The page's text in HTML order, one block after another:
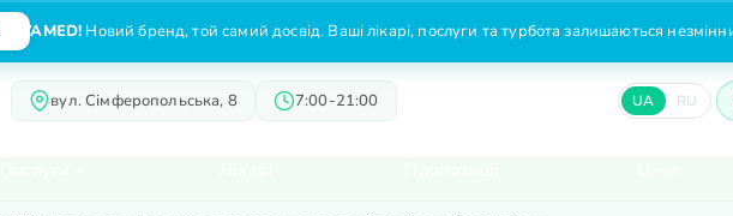
Новий бренд, той самий досвід. Ваші лікарі, послуги та турбота залишаються
вул. Сімферопольська, 8 7:00-21:00 UA RU